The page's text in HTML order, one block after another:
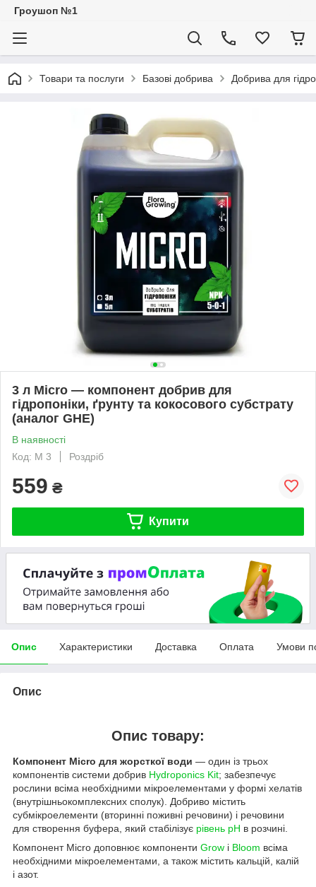
Гроушоп №1
Товари та послуги Базові добрива Добрива для
3 л Micro — компонент добрив для
гідропоніки, ґрунту та кокосового субстрату
(аналог GHE)
В наявності
Код: M 3
Роздріб
559 ₴
Купити
Опис Характеристики Доставка Оплата Умови
Опис
Опис товару:
Компонент Micro для жорсткої води — один із трьох
компонентів системи добрив Hydroponics Kit; забезпечує
рослини всіма необхідними мікроелементами у формі хелатів
(внутрішньокомплексних сполук). Добриво містить
субмікроелементи (вторинні поживні речовини) і речовини
для створення буфера, який стабілізує рівень pH в розчині.
Компонент Micro доповнює компоненти Grow і Bloom всіма
необхідними мікроелементами, а також містить кальцій, калій
і азот.